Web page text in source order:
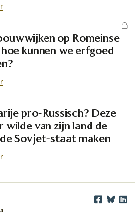
op Romeinse
kunnen we erfgoed
pro-Russisch? Deze
wilde van zijn land de
Sovjet-staat maken